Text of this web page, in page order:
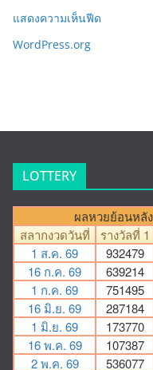
แสดงความเห็นฟีด
WordPress.org
LOTTERY